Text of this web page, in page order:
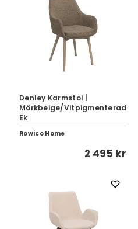
Denley Karmstol |
Mörkbeige/Vitpigmenterad
Ek
Rowico Home
2 495 kr